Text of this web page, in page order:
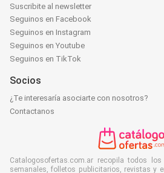
Suscribite al newsletter
Seguinos en Facebook
Seguinos en Instagram
Seguinos en Youtube
Seguinos en TikTok
Socios
¿Te interesaría asociarte con nosotros?
Contactanos
Catalogosofertas.com.ar recopila todos
semanales, folletos publicitarios, revistas y